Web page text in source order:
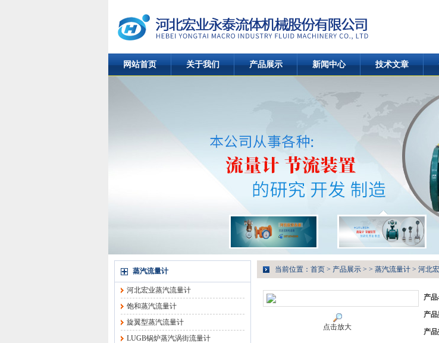
网站首页 关于我们 产品展示 新闻中心 技术文章
蒸汽流量计
河北宏业蒸汽流量计
饱和蒸汽流量计
旋翼型蒸汽流量计
LUGB锅炉蒸汽涡街流量计
当前位置： 首页 > 产品展示 > > 蒸汽流量计 > 河北
点击放大
产品
产品
产品